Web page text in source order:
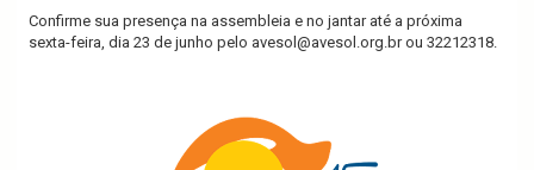
Confirme sua presença na assembleia e no jantar até a próxima
sexta-feira, dia 23 de junho pelo avesol@avesol.org.brou 32212318.